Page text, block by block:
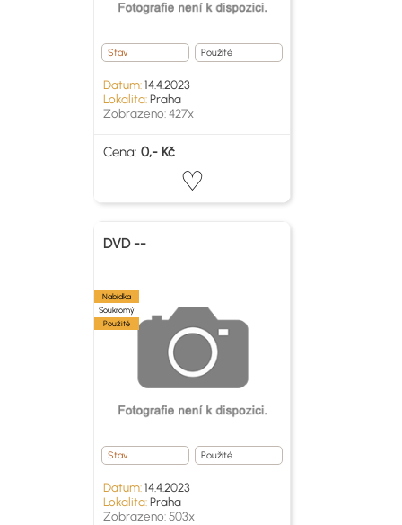
Stav Použité
Datum:14.4.2023
Lokalita:Praha
Zobrazeno: 427x
Cena: 0,- Kč
DVD --
Nabídka
Soukromý
Použité
Stav Použité
Datum:14.4.2023
Lokalita:Praha
Zobrazeno: 503x